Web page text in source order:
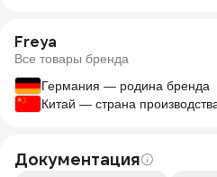
Freya
Все товары бренда
Германия — родина бренда
Китай — страна
Документация